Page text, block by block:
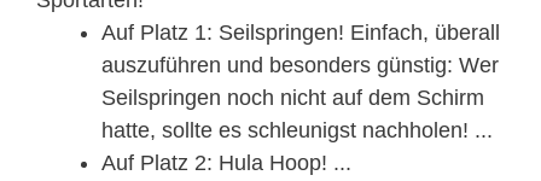
Auf Platz 1: Seilspringen! Einfach, überall
auszuführen und besonders günstig: Wer
Seilspringen noch nicht auf dem Schirm
hatte, sollte es schleunigst nachholen! ...
Auf Platz 2: Hula Hoop! ...